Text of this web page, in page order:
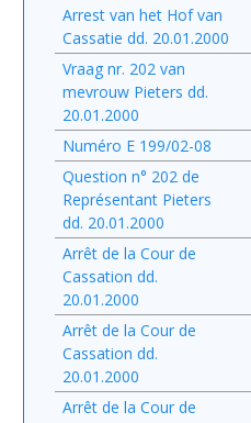
Arrest van het Hof van
Cassatie dd. 20.01.2000
Vraag nr. 202 van
mevrouw Pieters dd.
20.01.2000
Numéro E 199/02-08
Question n° 202 de
Représentant Pieters
dd. 20.01.2000
Arrêt de la Cour de
Cassation dd.
20.01.2000
Arrêt de la Cour de
Cassation dd.
20.01.2000
Arrêt de la Cour de